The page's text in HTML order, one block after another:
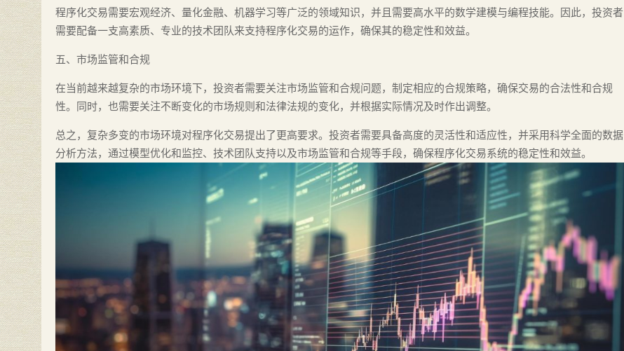
程序化交易需要宏观经济、量化金融、机器学习等广泛的领域知识，并且需要高水平的数学建模与编程技能。因此，投资者
需要配备一支高素质、专业的技术团队来支持程序化交易的运作，确保其的稳定性和效益。
五、市场监管和合规
在当前越来越复杂的市场环境下，投资者需要关注市场监管和合规问题，制定相应的合规策略，确保交易的合法性和合规
性。同时，也需要关注不断变化的市场规则和法律法规的变化，并根据实际情况及时作出调整。
总之，复杂多变的市场环境对程序化交易提出了更高要求。投资者需要具备高度的灵活性和适应性，并采用科学全面的数据
分析方法，通过模型优化和监控、技术团队支持以及市场监管和合规等手段，确保程序化交易系统的稳定性和效益。